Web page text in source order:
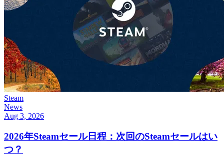
Steam
News
Aug 3, 2026
2026年Steamセール日程：次回のSteamセールはい
つ？